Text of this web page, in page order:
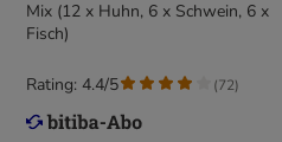
Mix (12 x Huhn, 6 x Schwein, 6 x
Fisch)
Rating: 4.4/5 (72)